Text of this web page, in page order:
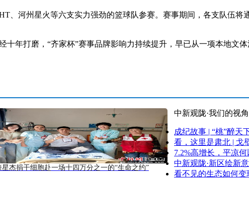
河州星火等六支实力强劲的篮球队参赛。赛事期间，各支队伍将
年打磨，“齐家杯”赛事品牌影响力持续提升，早已从一项本地文
杰捐干细胞赴一场十四万分之一的“生命之约”
中新观陇·我们的视角
成纪故事 | “桃”醉天
看，这里是肃北 | 戈
7.2%高增长，平凉
中新观陇·新区绘新
看不见的生态如何变